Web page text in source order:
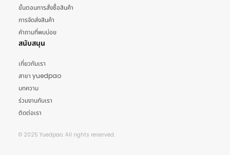
ขั้นตอนการสั่งซื้อสินค้า
การจัดส่งสินค้า
คำถามที่พบบ่อย
สนับสนุน
เกี่ยวกับเรา
สาขา yuedpao
บทความ
ร่วมงานกับเรา
ติดต่อเรา
© 2025 Yuedpao. All rights reserved.